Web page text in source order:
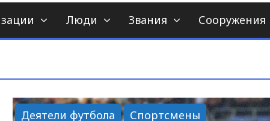
Люди Звания Сооружения
Деятели футбола Спортсмены